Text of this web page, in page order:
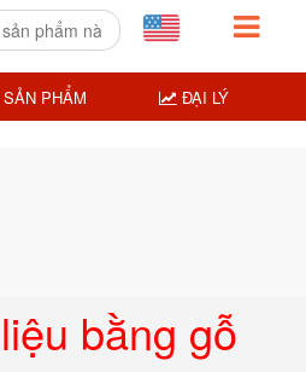
bằng gỗ
PHẨM ĐẠI LÝ